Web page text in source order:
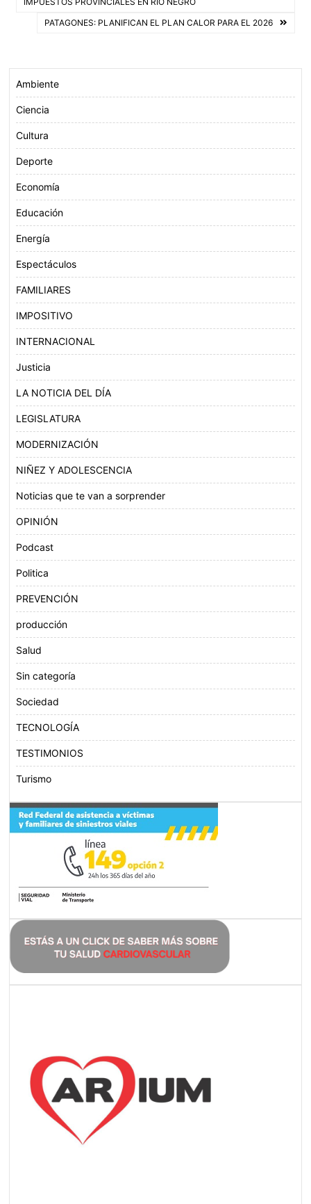
k
p
de
entradas
PATAGONES: PLANIFICAN EL PLAN CALOR PARA EL 2026
Ambiente
Ciencia
Cultura
Deporte
Economía
Educación
Energía
Espectáculos
FAMILIARES
IMPOSITIVO
INTERNACIONAL
Justicia
LA NOTICIA DEL DÍA
LEGISLATURA
MODERNIZACIÓN
NIÑEZ Y ADOLESCENCIA
Noticias que te van a sorprender
OPINIÓN
Podcast
Politica
PREVENCIÓN
producción
Salud
Sin categoría
Sociedad
TECNOLOGÍA
TESTIMONIOS
Turismo